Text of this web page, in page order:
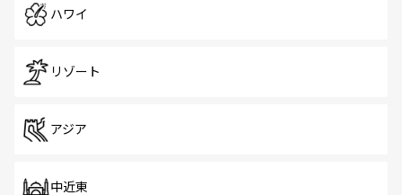
ハワイ
リゾート
アジア
中近東